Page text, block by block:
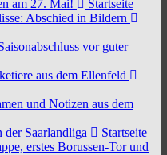
am 27. Mai!
Startseite
Abschied in Bildern
vor guter
aus dem Ellenfeld
und Notizen aus dem
der Saarlandliga
Startseite
erstes Borussen-Tor und